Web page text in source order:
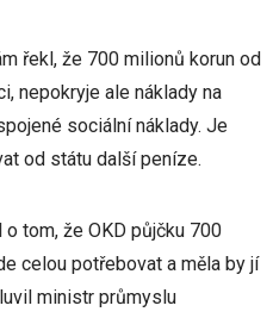
řekl, že 700 milionů korun od
nepokryje ale náklady na
sociální náklady. Je
od státu další peníze.
tom, že OKD půjčku 700
celou potřebovat a měla by jí
ministr průmyslu